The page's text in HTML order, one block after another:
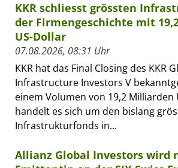
KKR schliesst grössten
der Firmengeschichte mit
US-Dollar
07.08.2026, 08:31 Uhr
KKR hat das Final Closing des KKR
Infrastructure Investors V
einem Volumen von 19,2 Milliarden
handelt es sich um den bislang
Infrastrukturfonds in...
Allianz Global Investors wird